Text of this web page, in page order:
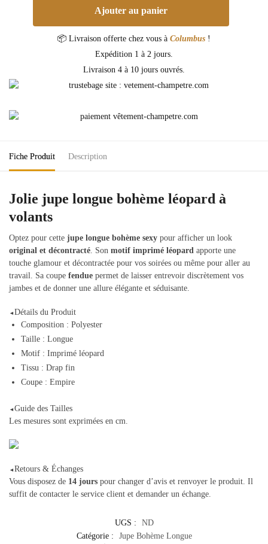
Ajouter au panier
📦 Livraison offerte chez vous à Columbus !
Expédition 1 à 2 jours.
Livraison 4 à 10 jours ouvrés.
Fiche Produit Description
Jolie jupe longue bohème léopard à
volants
Optez pour cette jupe longue bohème sexy pour afficher un look
original et décontracté . Son motif imprimé léopard apporte une
touche glamour et décontractée pour vos soirées ou même pour aller au
travail. Sa coupe fendue permet de laisser entrevoir discrètement vos
jambes et de donner une allure élégante et séduisante.
◄Détails du Produit
Composition : Polyester
Taille : Longue
Motif : Imprimé léopard
Tissu : Drap fin
Coupe : Empire
◄Guide des Tailles
Les mesures sont exprimées en cm.
◄Retours & Échanges
Vous disposez de 14 jours pour changer d’avis et renvoyer le produit. Il
suffit de contacter le service client et demander un échange.
UGS :
ND
Catégorie :
Jupe Bohème Longue